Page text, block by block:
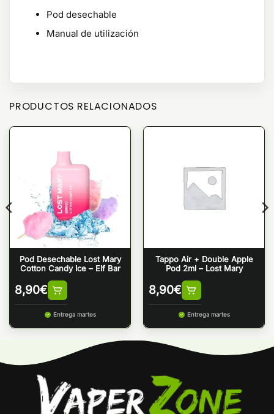
Pod desechable
Manual de utilización
PRODUCTOS RELACIONADOS
Pod Desechable Lost Mary
Cotton Candy Ice – Elf Bar
8,90€
Entrega martes
Tappo Air + Double Apple
Pod 2ml – Lost Mary
8,90€
Entrega martes